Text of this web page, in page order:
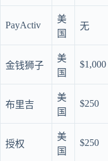
PayActiv
美
国
无
金钱狮子
美
国
$1,000
布里吉
美
国
$250
授权
美
国
$250